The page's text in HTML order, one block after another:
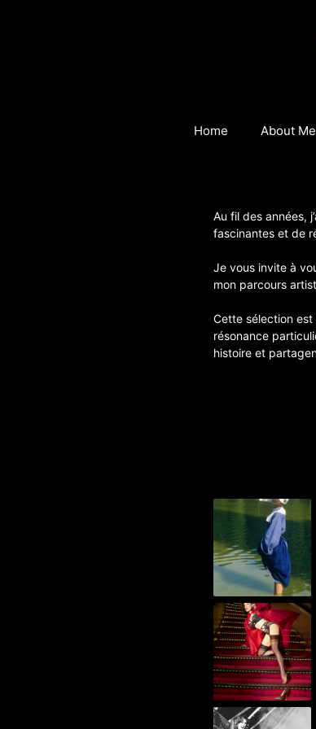
Home About Me
Au fil des années,
fascinantes et de
Je vous invite à
mon parcours
Cette sélection
résonance
histoire et